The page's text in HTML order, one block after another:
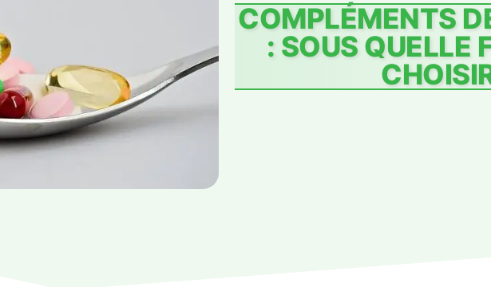
COMPLÉMENTS
: SOUS QUELLE